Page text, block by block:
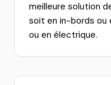
meilleure solution
soit en in-bords ou
ou en électrique.